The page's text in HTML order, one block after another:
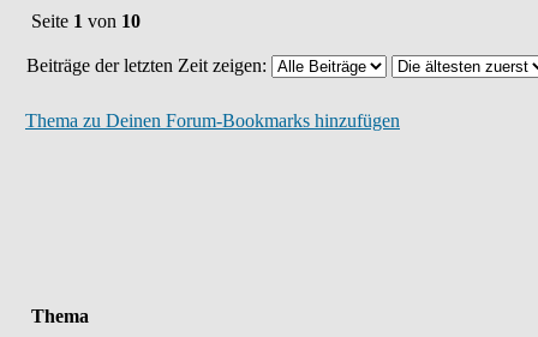
Seite 1 von 10
Beiträge der letzten Zeit zeigen:
Thema zu Deinen Forum-Bookmarks hinzufügen
Thema